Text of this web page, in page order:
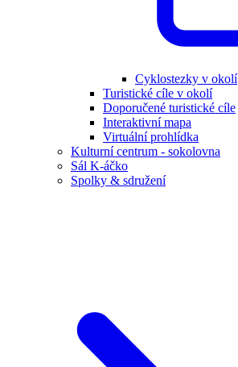
Cyklostezky v okolí
Turistické cíle v okolí
Doporučené turistické cíle
Interaktivní mapa
Virtuální prohlídka
Kulturní centrum - sokolovna
Sál K-áčko
Spolky & sdružení